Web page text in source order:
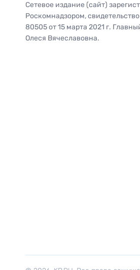
Сетевое издание (сайт)
Роскомнадзором,
80505 от 15 марта 2021 г.
Олеся Вячеславовна.